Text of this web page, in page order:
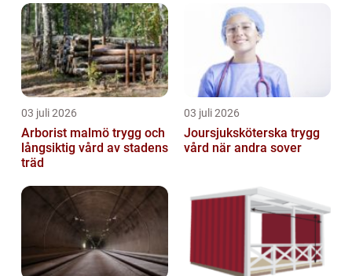
03 juli 2026
Arborist malmö trygg och
långsiktig vård av stadens
träd
03 juli 2026
Joursjuksköterska trygg
vård när andra sover